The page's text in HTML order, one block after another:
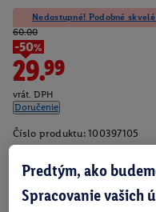
Nedostupné! Podobné
60.00
-50%
29.99
vrát. DPH
Doručenie
Číslo produktu: 100397105
Zistite svoju veľkosť
Predtým, ako
Spracovanie vašich